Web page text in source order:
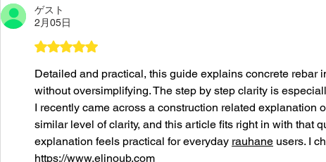
ゲスト
2月05日
5つ星のうち5と評価されています。
Detailed and practical, this guide explains concrete rebar
without oversimplifying. The step by step clarity is
I recently came across a construction related explanation
similar level of clarity, and this article fits right in with that
explanation feels practical for everyday rauhane users. I
https://www.eljnoub.com